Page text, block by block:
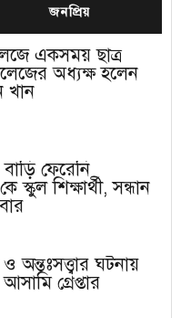
জনপ্রিয়
একসময় ছাত্র
অধ্যক্ষ হলেন
খান
ফেরেনি
স্কুল শিক্ষার্থী, সন্ধান
অন্তঃসত্ত্বার ঘটনায়
গ্রেপ্তার